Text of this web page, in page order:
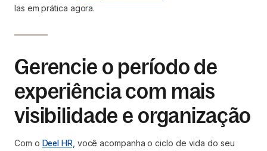
las em prática agora.
Gerencie o período de
experiência com mais
visibilidade e organização
Com o Deel HR, você acompanha o ciclo de vida do seu